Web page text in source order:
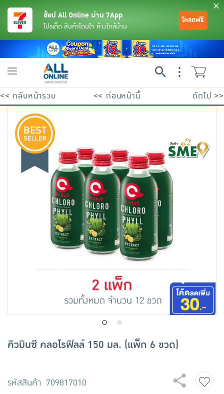
เครื่องดื่มและผงชงดื่ม
เครื่องปรุงรสและของแห้ง
พระเครื่อง test pop
ช้อป All Online ผ่าน 7App
โปรเด็ด สินค้าโดนใจ ห้างใกล้บ้าน
โหลดฟรี
Toggle
<< กลับหน้ารวม << ก่อนหน้านี้ ถัดไป >>
คิวมินซี คลอโรฟิลล์ 150 มล. (แพ็ก 6 ขวด)
รหัสสินค้า 709817010